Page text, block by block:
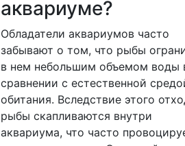
аквариуме?
Обладатели аквариумов часто
забывают о том, что рыбы
в нем небольшим объемом воды
сравнении с естественной
обитания. Вследствие этого
рыбы скапливаются внутри
аквариума, что часто